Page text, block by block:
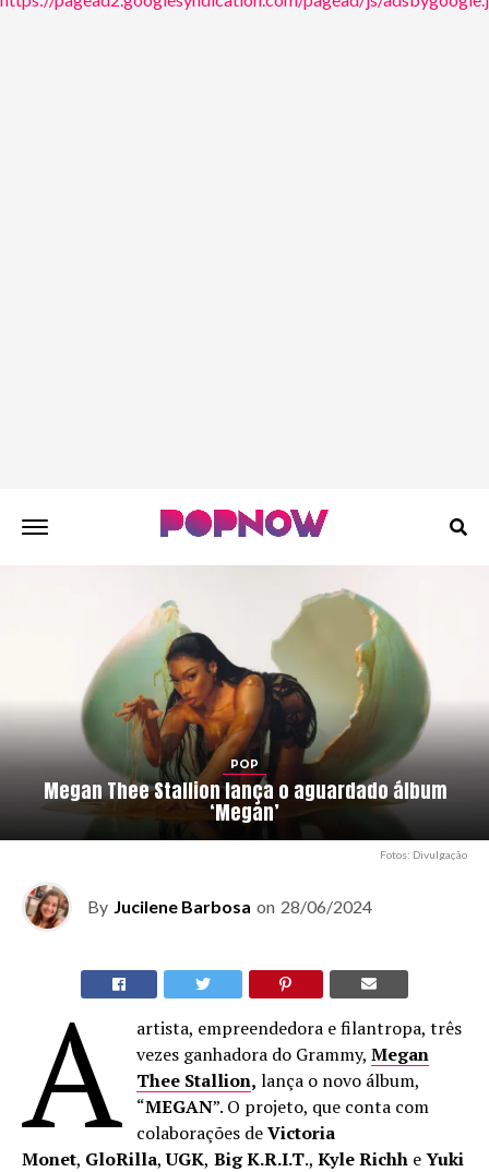
POP
Megan Thee Stallion lança o aguardado álbum
‘Megan’
Fotos: Divulgação
By Jucilene Barbosa on 28/06/2024
A
artista, empreendedora e filantropa, três
vezes ganhadora do Grammy,Megan
Thee Stallion, lança o novo álbum,
“MEGAN”. O projeto, que conta com
colaborações deVictoria
Monet, GloRilla,UGK, Big K.R.I.T., Kyle Richh eYuki